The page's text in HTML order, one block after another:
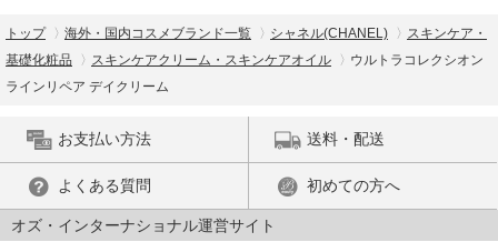
トップ 海外・国内コスメブランド一覧 シャネル(CHANEL)
スキンケア・
基礎化粧品
スキンケアクリーム・スキンケアオイル
ウルトラコレクシオン
ラインリペア デイクリーム
お支払い方法 送料・配送
よくある質問 初めての方へ
オズ・インターナショナル運営サイト